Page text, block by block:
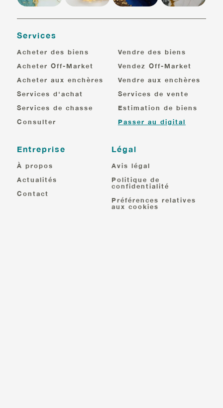
Services
Acheter des biens
Acheter Off-Market
Acheter aux enchères
Services d'achat
Services de chasse
Vendre des biens
Vendez Off-Market
Vendre aux enchères
Services de vente
Estimation de biens
Passer au digital
Consulter
Entreprise
À propos
Actualités
Contact
Légal
Avis légal
Politique de
confidentialité
Préférences relatives
aux cookies